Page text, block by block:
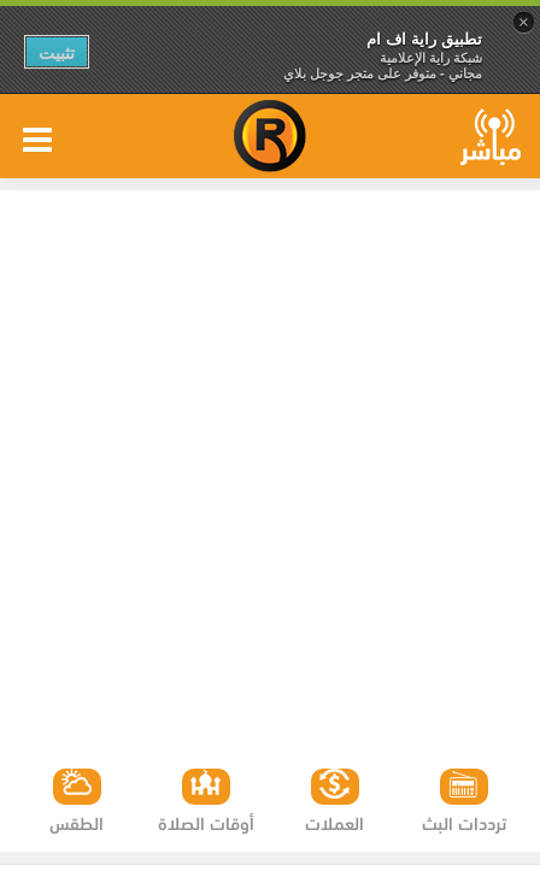
×
تطبيق راية اف ام
شبكة راية الإعلامية
مجاني - متوفر على متجر جوجل بلاي
تثبيت
الطقس أوقات الصلاة العملات ترددات البث